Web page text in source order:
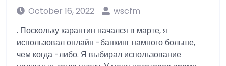
October 16, 2022
wscfm
. Поскольку карантин начался в марте, я
использовал онлайн -банкинг намного больше,
чем когда -либо. Я выбирал использование